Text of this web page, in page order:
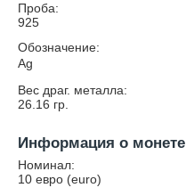
Проба:
925
Обозначение:
Ag
Вес драг. металла:
26.16 гр.
Информация о монете
Номинал:
10 евро (euro)